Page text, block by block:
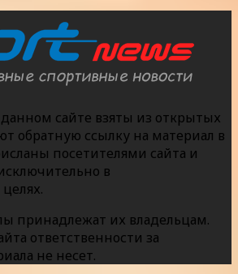
сайте взяты из открытых
обратную ссылку на материал в
посетителями сайта и
в
принадлежат их владельцам.
ответственности за
не несет.